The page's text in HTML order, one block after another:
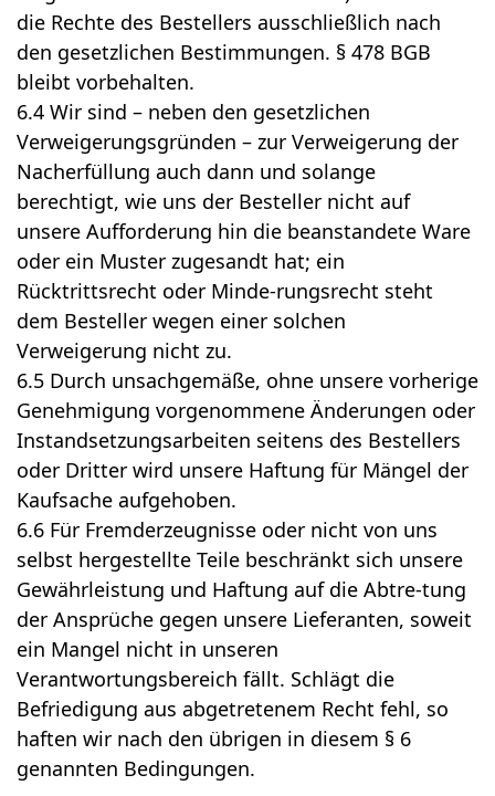
die Rechte des Bestellers ausschließlich nach
den gesetzlichen Bestimmungen. § 478 BGB
bleibt vorbehalten.
6.4 Wir sind – neben den gesetzlichen
Verweigerungsgründen – zur Verweigerung der
Nacherfüllung auch dann und solange
berechtigt, wie uns der Besteller nicht auf
unsere Aufforderung hin die beanstandete Ware
oder ein Muster zugesandt hat; ein
Rücktrittsrecht oder Minde-rungsrecht steht
dem Besteller wegen einer solchen
Verweigerung nicht zu.
6.5 Durch unsachgemäße, ohne unsere vorherige
Genehmigung vorgenommene Änderungen oder
Instandsetzungsarbeiten seitens des Bestellers
oder Dritter wird unsere Haftung für Mängel der
Kaufsache aufgehoben.
6.6 Für Fremderzeugnisse oder nicht von uns
selbst hergestellte Teile beschränkt sich unsere
Gewährleistung und Haftung auf die Abtre-tung
der Ansprüche gegen unsere Lieferanten, soweit
ein Mangel nicht in unseren
Verantwortungsbereich fällt. Schlägt die
Befriedigung aus abgetretenem Recht fehl, so
haften wir nach den übrigen in diesem § 6
genannten Bedingungen.